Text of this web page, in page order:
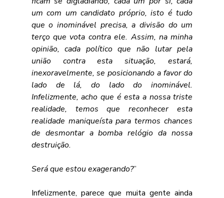
um com um candidato próprio, isto é tudo
que o inominável precisa, a divisão do um
terço que vota contra ele. Assim, na minha
opinião, cada político que não lutar pela
união contra esta situação, estará,
inexoravelmente, se posicionando a favor do
lado de lá, do lado do inominável.
Infelizmente, acho que é esta a nossa triste
realidade, temos que reconhecer esta
realidade maniqueísta para termos chances
de desmontar a bomba relógio da nossa
destruição.
Será que estou exagerando?”
Infelizmente, parece que muita gente ainda